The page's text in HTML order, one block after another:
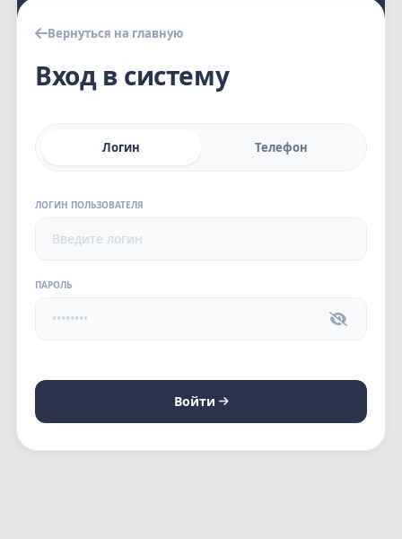
Вернуться на главную
Вход в систему
Логин Телефон
ЛОГИН ПОЛЬЗОВАТЕЛЯ
ПАРОЛЬ
Войти